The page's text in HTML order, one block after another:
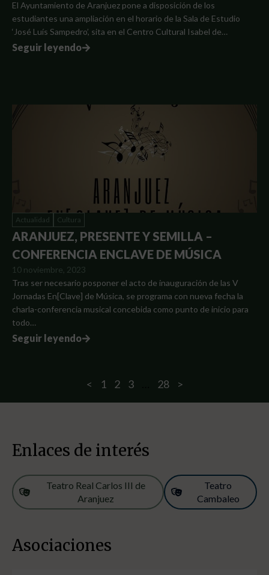
El Ayuntamiento de Aranjuez pone a disposición de los
estudiantes una ampliación en el horario de la Sala de Estudio
‘José Luís Sampedro’, sita en el Centro Cultural Isabel de…
Seguir leyendo
Actualidad Cultura
ARANJUEZ, PRESENTE Y SEMILLA –
CONFERENCIA ENCLAVE DE MÚSICA
10 noviembre, 2023
Tras ser necesario posponer el acto de inauguración de las V
Jornadas En[Clave] de Música, se programa con nueva fecha la
charla-conferencia musical concebida como punto de inicio para
todo…
Seguir leyendo
< 1 2 3 28 >
Enlaces de interés
Teatro Real Carlos III de
Aranjuez
Teatro
Cambaleo
Asociaciones